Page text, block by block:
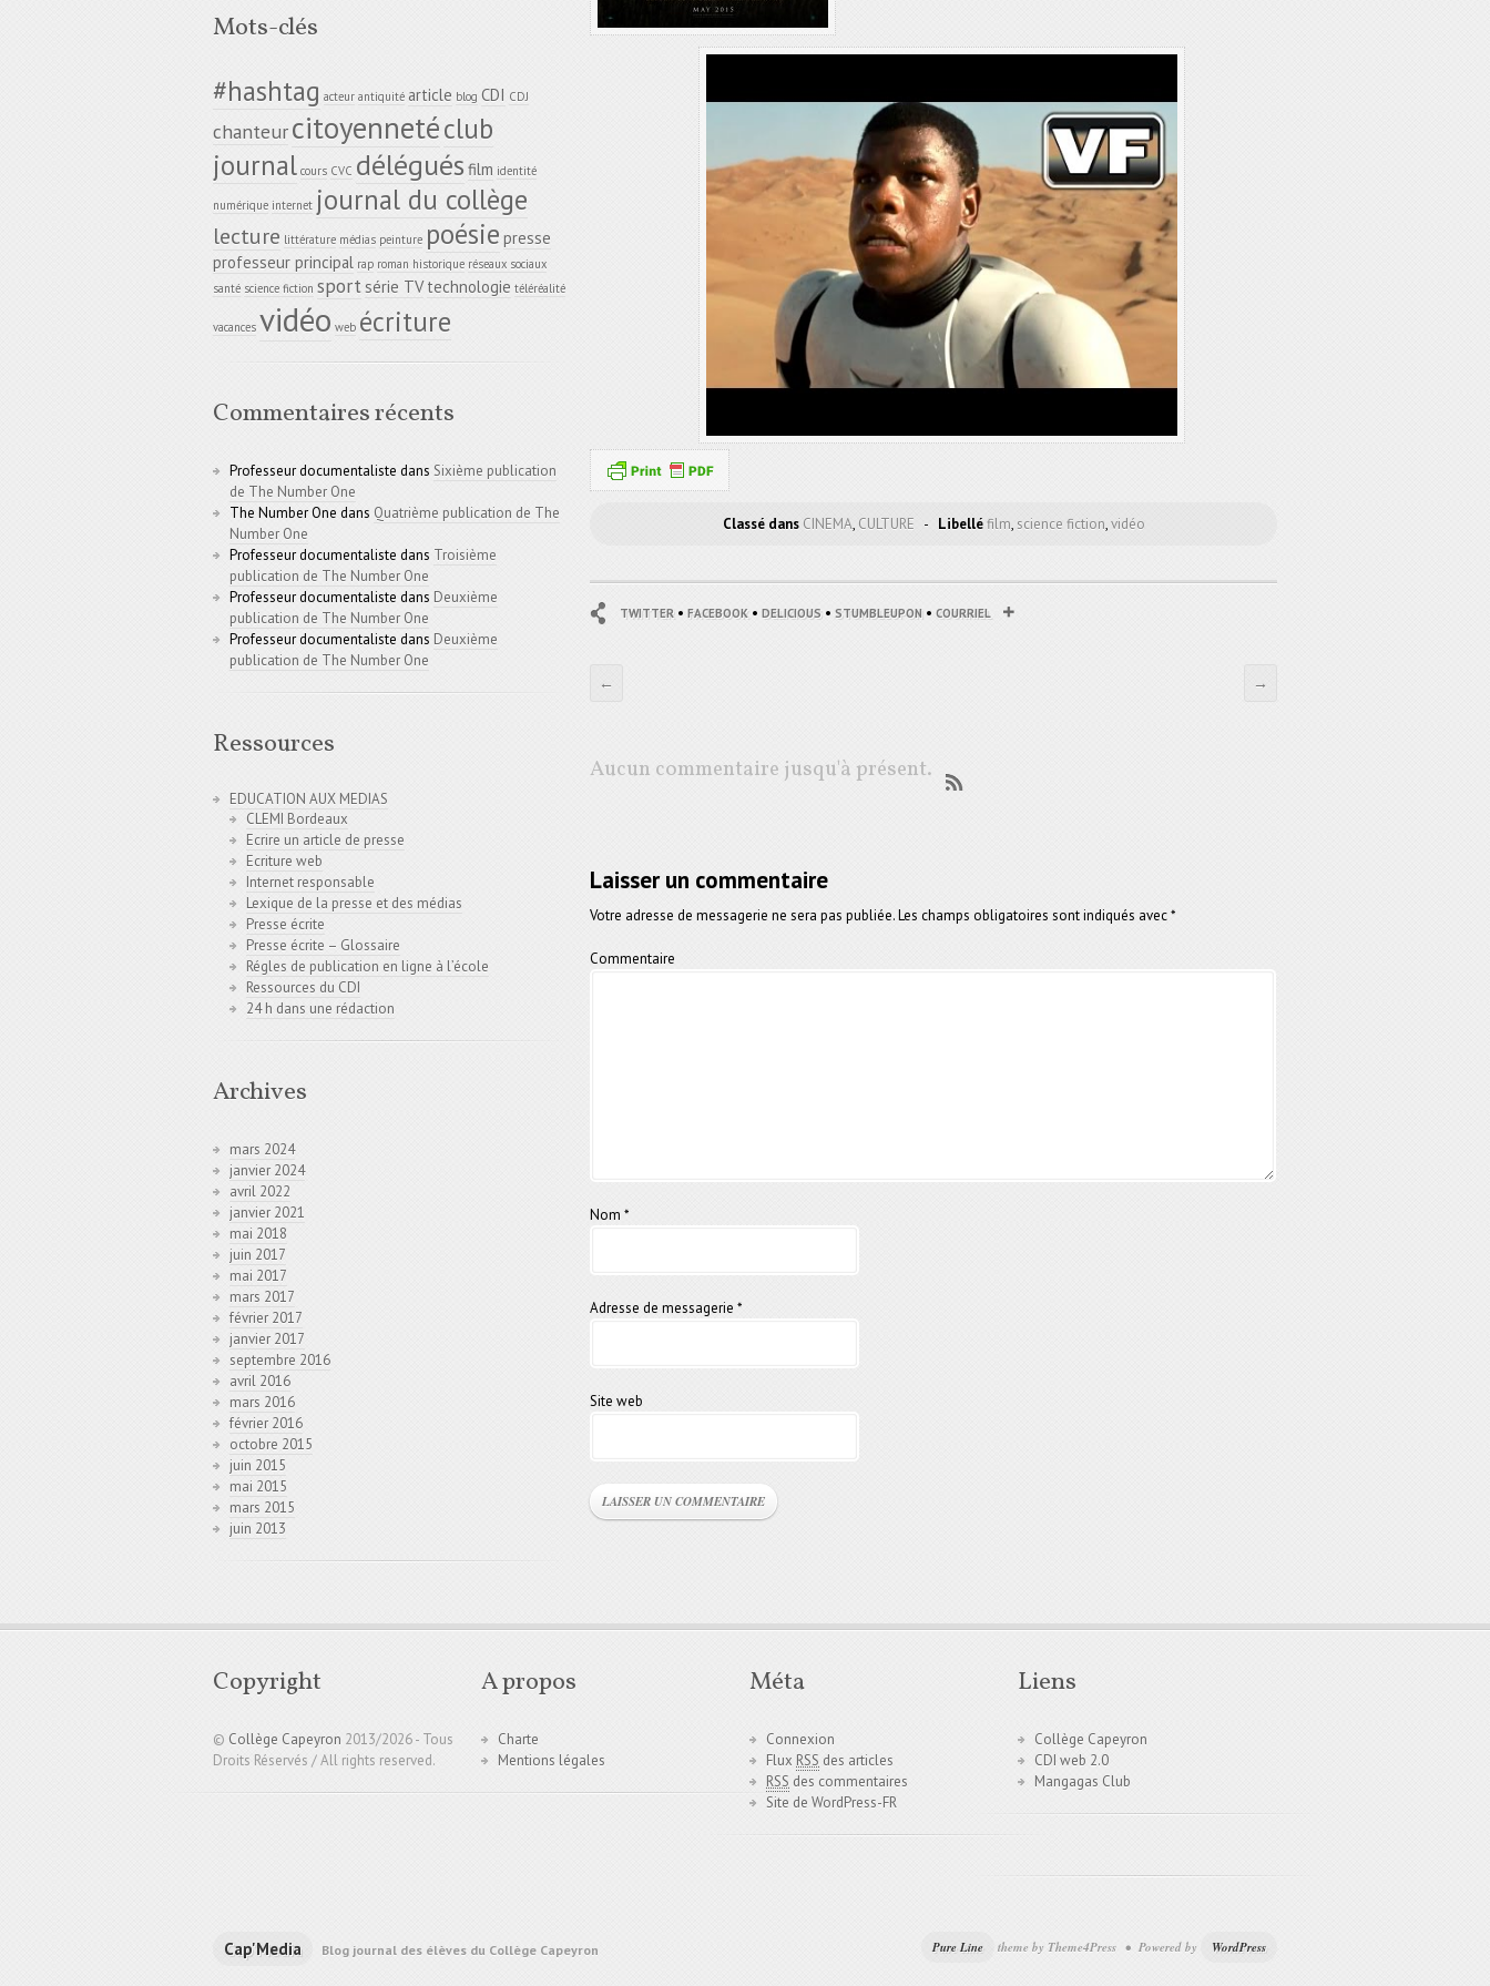
Classé dans CINEMA, CULTURE - Libellé film, science fiction,vidéo
TWITTER• FACEBOOK• DELICIOUS• STUMBLEUPON • COURRIEL
← →
Aucun commentaire jusqu'à présent.
Laisser un commentaire
Votre adresse de messagerie ne sera pas publiée.Les champs obligatoires sont indiqués avec*
Commentaire
Nom *
Adresse de messagerie *
Site web
Mots-clés
#hashtag acteur antiquité article blog CDI CDJ
chanteurcitoyennetéclub
journal cours CVC délégués film identité
numérique internet journal du collège
lecture littérature médias peinture poésie presse
professeur principal rap roman historique réseaux sociaux
santé science fiction sportsérie TV technologie téléréalité
vacances vidéo web écriture
Commentaires récents
Professeur documentaliste dans Sixième publication
de The Number One
The Number One dans Quatrième publication de The
Number One
Professeur documentaliste dans Troisième
publication de The Number One
Professeur documentaliste dans Deuxième
publication de The Number One
Professeur documentaliste dans Deuxième
publication de The Number One
Ressources
EDUCATION AUX MEDIAS
CLEMI Bordeaux
Ecrire un article de presse
Ecriture web
Internet responsable
Lexique de la presse et des médias
Presse écrite
Presse écrite – Glossaire
Régles de publication en ligne à l’école
Ressources du CDI
24 h dans une rédaction
Archives
mars 2024
janvier 2024
avril 2022
janvier 2021
mai 2018
juin 2017
mai 2017
mars 2017
février 2017
janvier 2017
septembre 2016
avril 2016
mars 2016
février 2016
octobre 2015
juin 2015
mai 2015
mars 2015
juin 2013
Copyright
© Collège Capeyron 2013/2026 - Tous
Droits Réservés / All rights reserved.
A propos
Charte
Mentions légales
Méta
Connexion
Flux RSS des articles
RSS des commentaires
Site de WordPress-FR
Liens
Collège Capeyron
CDI web 2.0
Mangagas Club
Pure Line theme by Theme4Press • Powered by WordPress
Cap'Media Blog journal des élèves du Collège Capeyron